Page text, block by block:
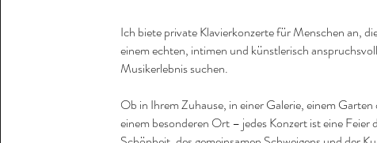
Ich biete private Klavierkonzerte für Menschen an,
einem echten, intimen und künstlerisch
Musikerlebnis suchen.
Ob in Ihrem Zuhause, in einer Galerie, einem Garten
einem besonderen Ort – jedes Konzert ist eine Feier